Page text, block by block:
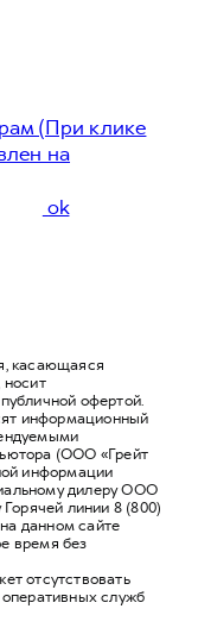
(При клике
на
ok
касающаяся
офертой.
информационный
(ООО «Грейт
информации
дилеру ООО
линии 8 (800)
данном сайте
время без
отсутствовать
служб